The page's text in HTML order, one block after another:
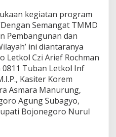
kegiatan program
Semangat TMMD
Pembangunan dan
ini diantaranya
Letkol Czi Arief Rochman
0811 Tuban Letkol Inf
Kasiter Korem
Asmara Manurung,
Agung Subagyo,
Bojonegoro Nurul